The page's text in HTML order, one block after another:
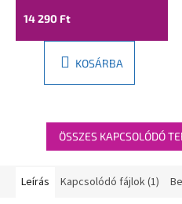
14 290 Ft
KOSÁRBA
ÖSSZES KAPCSOLÓDÓ
Leírás Kapcsolódó fájlok (1)